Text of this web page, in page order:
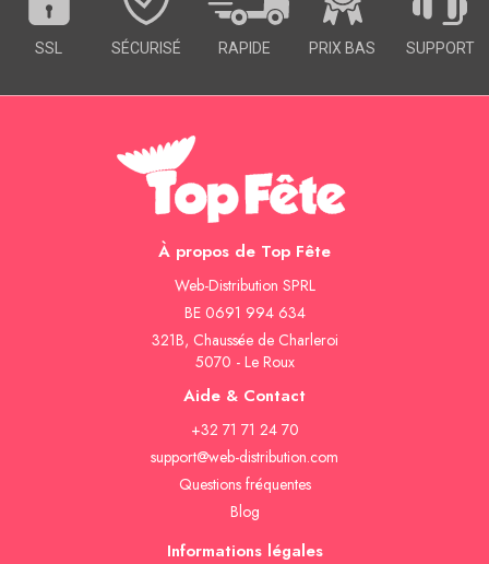
SSL SÉCURISÉ RAPIDE PRIX BAS SUPPORT
À propos de Top Fête
Web-Distribution SPRL
BE 0691 994 634
321B, Chaussée de Charleroi
5070 - Le Roux
Aide & Contact
+32 71 71 24 70
support@web-distribution.com
Questions fréquentes
Blog
Informations légales